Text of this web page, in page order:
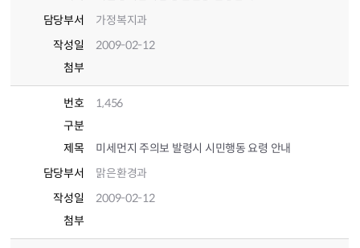
담당부서
가정복지과
작성일
2009-02-12
첨부
번호
1,456
구분
제목
미세먼지 주의보 발령시 시민행동 요령 안내
담당부서
맑은환경과
작성일
2009-02-12
첨부